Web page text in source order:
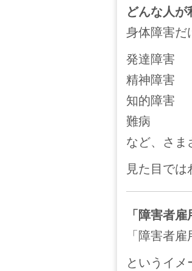
どんな人が
身体障害だ
発達障害
精神障害
知的障害
難病
など、さま
見た目では
「障害者
「障害者
というイメ